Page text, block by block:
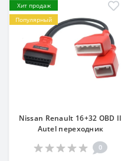
Хит продаж
Популярный
Nissan Renault 16+32 OBD II
Autel переходник
0